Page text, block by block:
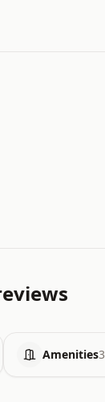
Amenities3